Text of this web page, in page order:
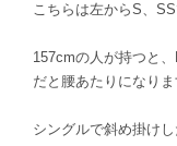
こちらは左からS、SS
157cmの人が持つと
だと腰あたりになりま
シングルで斜め掛け